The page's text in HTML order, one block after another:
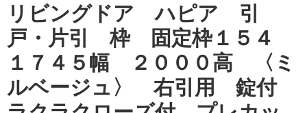
リビングドア ハピア 引
戸・片引 枠 固定枠１５４
１７４５幅 ２０００高 〈ミ
ルベージュ〉 右引用 錠付